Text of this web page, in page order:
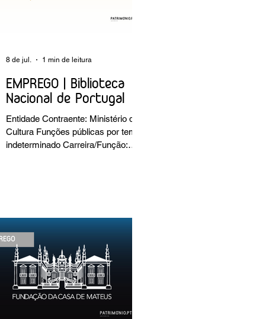
EMPREGO | Biblioteca
Nacional de Portugal
Entidade Contraente: Ministério da
Cultura Funções públicas por tempo
indeterminado Carreira/Função:
espécies bibliográficas
intervencionadas; execução dos
programas de conservação
preventiva; produção de fichas de
tratamento e registo fotográfico das
intervenções; apoio a exposições i
8 de jul. 1 min de leitura